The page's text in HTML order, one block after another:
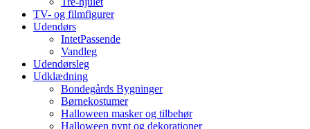
TV- og filmfigurer
Udendørs
IntetPassende
Vandleg
Udendørsleg
Udklædning
Bondegårds Bygninger
Børnekostumer
Halloween masker og tilbehør
Halloween pynt og dekorationer